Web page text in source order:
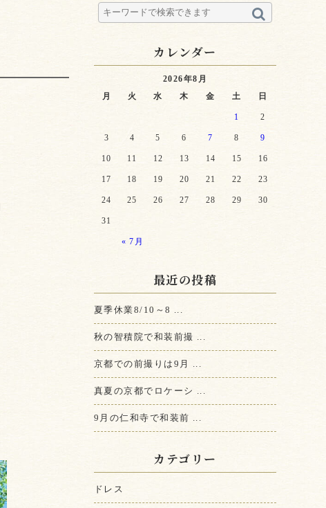
カレンダー
2026年8月
月
火 水 木 金 土 日
« 7月
1 2
3 4 5 6 7 8 9
10 11 12 13 14 15 16
17 18 19 20 21 22 23
24 25 26 27 28 29 30
31
最近の投稿
夏季休業8/10～8 ...
秋の智積院で和装前撮 ...
京都での前撮りは9月 ...
真夏の京都でロケーシ ...
9月の仁和寺で和装前 ...
カテゴリー
ドレス